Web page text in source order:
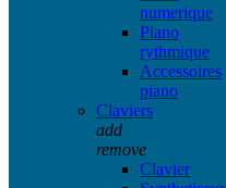
numerique
Piano
rythmique
Accessoires
piano
Claviers
add
remove
Clavier